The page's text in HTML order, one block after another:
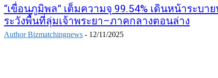
“เขื่อนภูมิพล” เต็มความจุ 99.54% เดินหน้าระบา
ระวังพื้นที่ลุ่มเจ้าพระยา–ภาคกลางตอนล่าง
Author Bizmatchingnews - 12/11/2025